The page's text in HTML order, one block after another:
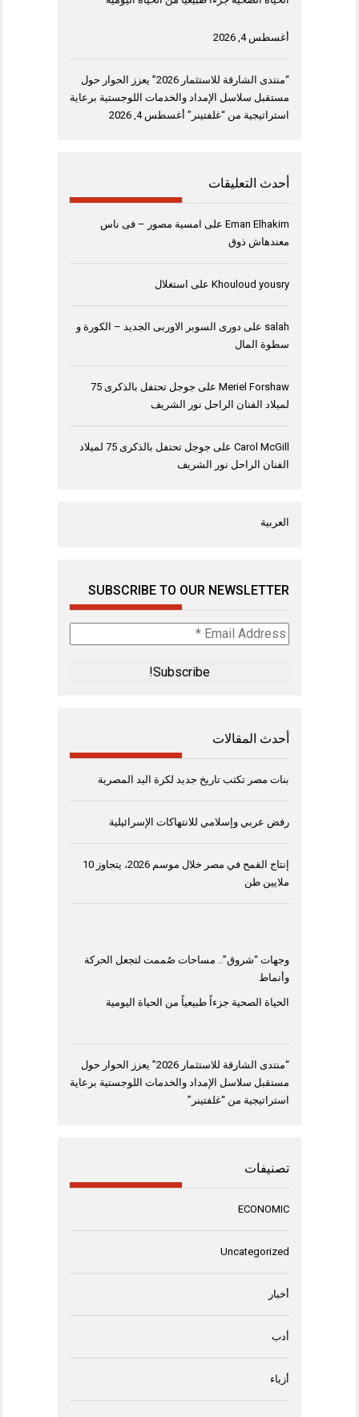
أغسطس 4, 2026
“منتدى الشارقة للاستثمار 2026” يعزز الحوار حول
مستقبل سلاسل الإمداد والخدمات اللوجستية برعاية
استراتيجية من “غلفتينر” أغسطس 4, 2026
أحدث التعليقات
Eman Elhakim على امسية مصور – فى ناس
معندهاش ذوق
Khouloud yousry على استغلال
salah على دورى السوبر الاوربى الجديد – الكورة و
سطوة المال
Meriel Forshaw على
جوجل تحتفل بالذكرى 75
لميلاد الفنان الراحل نور الشريف
Carol McGill على
جوجل تحتفل بالذكرى 75 لميلاد
الفنان الراحل نور الشريف
العربية
SUBSCRIBE TO OUR NEWSLETTER
Email
Address
أحدث المقالات
بنات مصر تكتب تاريخ جديد لكرة اليد المصرية
رفض عربي وإسلامي للانتهاكات الإسرائيلية
إنتاج القمح في مصر خلال موسم 2026، يتجاوز 10
ملايين طن
وجهات “شروق”.. مساحات صُممت لتجعل الحركة
وأنماط
الحياة الصحية جزءاً طبيعياً من الحياة اليومية
“منتدى الشارقة للاستثمار 2026” يعزز الحوار حول
مستقبل سلاسل الإمداد والخدمات اللوجستية برعاية
استراتيجية من “غلفتينر”
تصنيفات
ECONOMIC
Uncategorized
أخبار
أدب
أزياء